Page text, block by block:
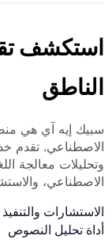
استكشف
الناطق
سبيك إيه آي هي
وتحليلات معالجة
الاصطناعي،
الاستشارات
أداة تحليل النصوص